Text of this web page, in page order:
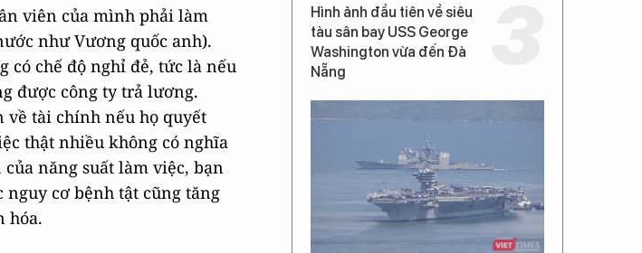
viên của mình phải làm
như Vương quốc anh).
có chế độ nghỉ đẻ, tức là nếu
được công ty trả lương.
về tài chính nếu họ quyết
thật nhiều không có nghĩa
năng suất làm việc, bạn
nguy cơ bệnh tật cũng tăng
hóa.
Hình ảnh đầu tiên về siêu
tàu sân bay USS George
Washington vừa đến Đà
Nẵng